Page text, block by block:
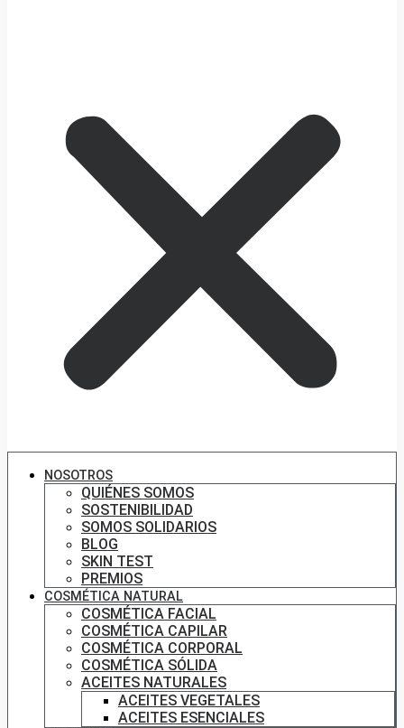
NOSOTROS
QUIÉNES SOMOS
SOSTENIBILIDAD
SOMOS SOLIDARIOS
BLOG
SKIN TEST
PREMIOS
COSMÉTICA NATURAL
COSMÉTICA FACIAL
COSMÉTICA CAPILAR
COSMÉTICA CORPORAL
COSMÉTICA SÓLIDA
ACEITES NATURALES
ACEITES VEGETALES
ACEITES ESENCIALES